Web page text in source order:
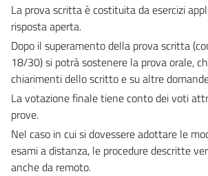
La prova scritta è costituita da esercizi
risposta aperta.
Dopo il superamento della prova scritta
18/30) si potrà sostenere la prova orale,
chiarimenti dello scritto e su altre
La votazione finale tiene conto dei voti
prove.
Nel caso in cui si dovessere adottare le
esami a distanza, le procedure descritte
anche da remoto.